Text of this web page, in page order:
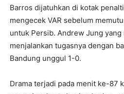
Barros dijatuhkan di kotak
mengecek VAR sebelum
untuk Persib. Andrew Jung
menjalankan tugasnya dengan
Bandung unggul 1-0.
Drama terjadi pada menit ke-87